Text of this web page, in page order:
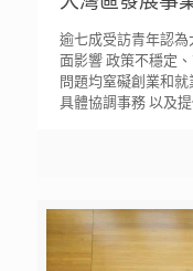
逾七成受訪青年認
面影響 政策不穩定
問題均窒礙創業和
具體協調事務 以及